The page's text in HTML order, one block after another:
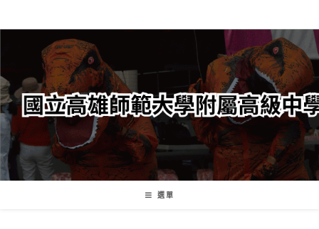
轉
要
內
容
選單